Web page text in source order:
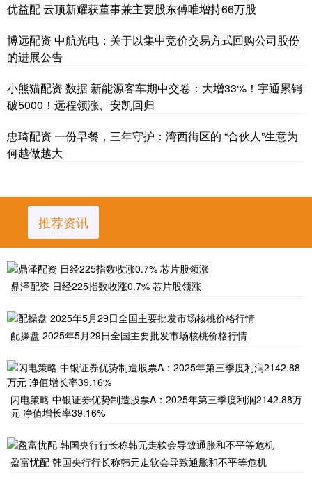
优益配 云顶新耀获董事兼主要股东傅唯增持66万股
博远配资 中航光电：关于以集中竞价交易方式回购公司股份
的进展公告
小熊猫配资 数据 新能源客车期中交卷：大增33%！宇通累销
破5000！远程领涨、安凯回归
忠琦配资 一份早餐，三年守护：湾西街区的 “合伙人”生意为
何越做越大
推荐资讯
鼎泽配资 日经225指数收涨0.7% 芯片股领涨
配操盘 2025年5月29日全国主要批发市场核桃价格行情
闪电策略 中银证券优势制造股票A：2025年第三季度利润2142.88万
元 净值增长率39.16%
盈富忧配 韩国央行行长称韩元走软会导致通胀和不平等危机